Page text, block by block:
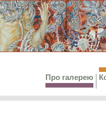
Про галерею